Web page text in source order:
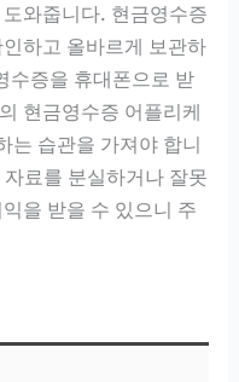
와줍니다. 현금영수증
하고 올바르게 보관하
수증을 휴대폰으로 받
현금영수증 어플리케
는 습관을 가져야 합니
료를 분실하거나 잘못
을 받을 수 있으니 주